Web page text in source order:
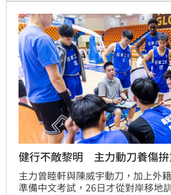
健行不敵黎明 主力動刀養傷拚
主力曾睦軒與陳威宇動刀，加上外
準備中文考試，26日才從對岸移地